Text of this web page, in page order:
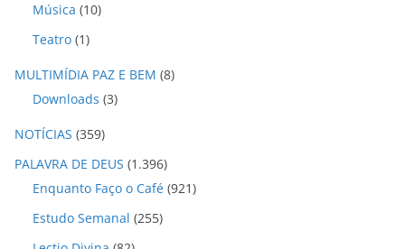
Música (10)
Teatro (1)
MULTIMÍDIA PAZ E BEM (8)
Downloads (3)
NOTÍCIAS (359)
PALAVRA DE DEUS (1.396)
Enquanto Faço o Café (921)
Estudo Semanal (255)